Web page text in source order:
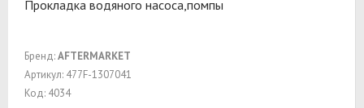
Прокладка водяного насоса,помпы
Бренд:AFTERMARKET
Артикул: 477F-1307041
Код: 4034